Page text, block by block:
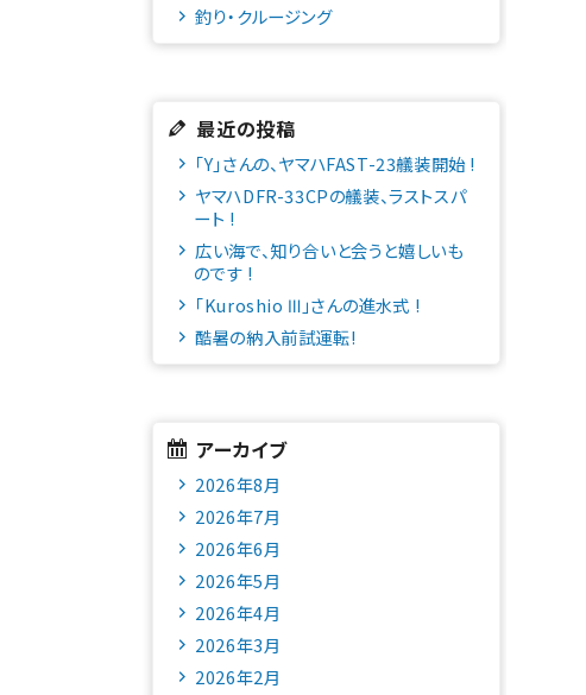
釣り・クルージング
最近の投稿
「Y」さんの、ヤマハFAST-23艤装開始 !
ヤマハDFR-33CPの艤装、ラストスパ
ート !
広い海で、知り合いと会うと嬉しいも
のです !
「Kuroshio Ⅲ」さんの進水式 !
酷暑の納入前試運転!
アーカイブ
2026年8月
2026年7月
2026年6月
2026年5月
2026年4月
2026年3月
2026年2月